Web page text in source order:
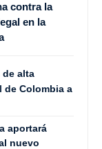
contra la
en la
de alta
de Colombia a
aportará
nuevo